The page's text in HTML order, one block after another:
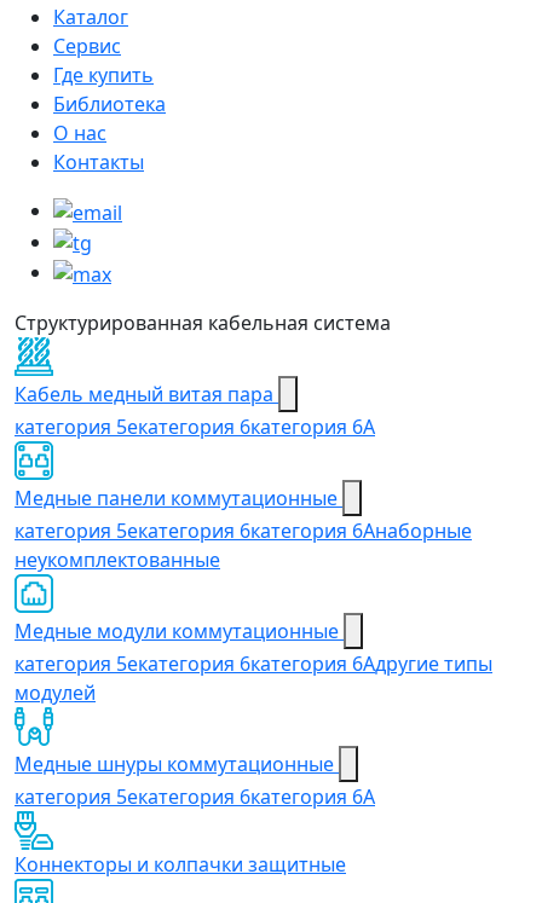
Каталог
Сервис
Где купить
Библиотека
О нас
Контакты
Структурированная кабельная система
Кабель медный витая пара
категория 5eкатегория 6категория 6А
Медные панели коммутационные
категория 5екатегория 6категория 6Aнаборные
неукомплектованные
Медные модули коммутационные
категория 5екатегория 6категория 6Aдругие типы
модулей
Медные шнуры коммутационные
категория 5eкатегория 6категория 6A
Коннекторы и колпачки защитные